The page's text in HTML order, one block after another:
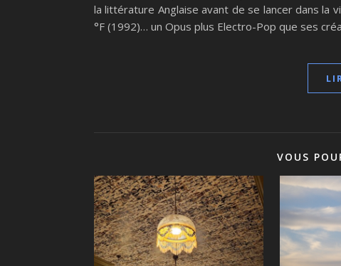
la littérature Anglaise avant de se lancer dans la
°F (1992)… un Opus plus Electro-Pop que ses
VOUS